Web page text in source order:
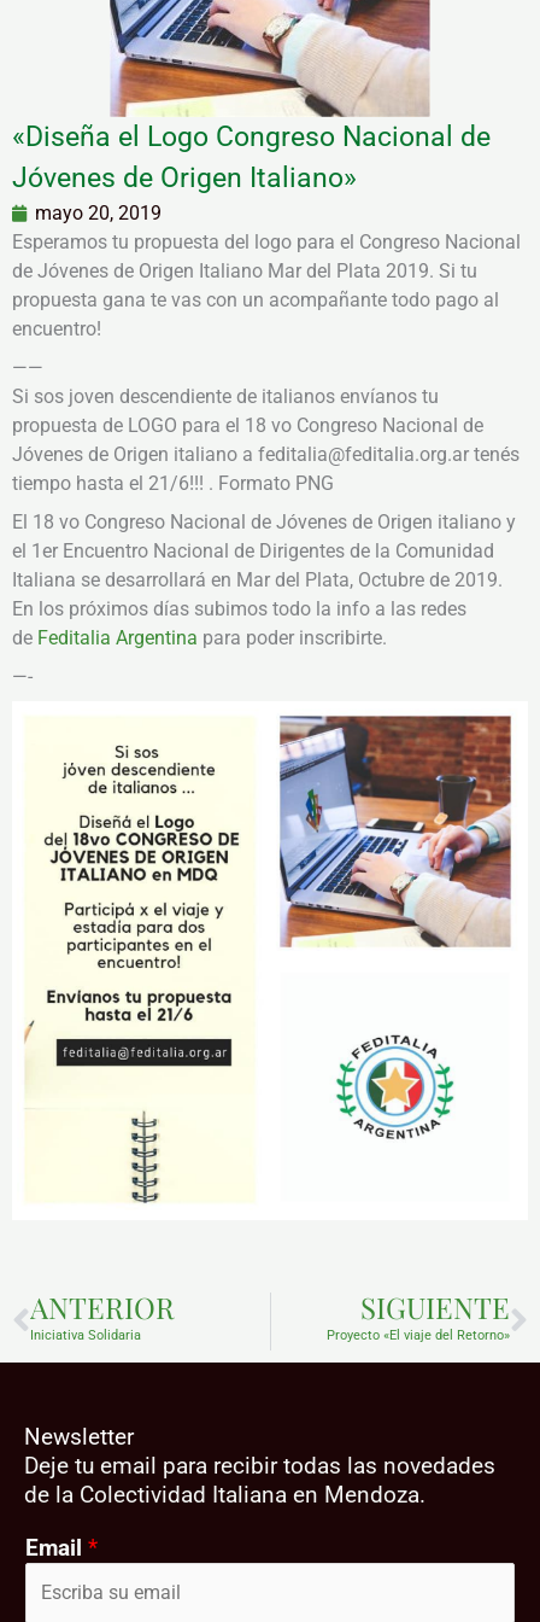
«Diseña el Logo Congreso Nacional de
Jóvenes de Origen Italiano»
mayo 20, 2019
Esperamos tu propuesta del logo para el Congreso Nacional
de Jóvenes de Origen Italiano Mar del Plata 2019. Si tu
propuesta gana te vas con un acompañante todo pago al
encuentro!
——
Si sos joven descendiente de italianos envíanos tu
propuesta de LOGO para el 18 vo Congreso Nacional de
Jóvenes de Origen italiano a feditalia@feditalia.org.ar tenés
tiempo hasta el 21/6!!! . Formato PNG
El 18 vo Congreso Nacional de Jóvenes de Origen italiano y
el 1er Encuentro Nacional de Dirigentes de la Comunidad
Italiana se desarrollará en Mar del Plata, Octubre de 2019.
En los próximos días subimos todo la info a las redes
de Feditalia Argentina para poder inscribirte.
—-
ANTERIOR
Iniciativa Solidaria
SIGUIENTE
Proyecto «El viaje del Retorno»
Newsletter
Deje tu email para recibir todas las novedades
de la Colectividad Italiana en Mendoza.
Email *